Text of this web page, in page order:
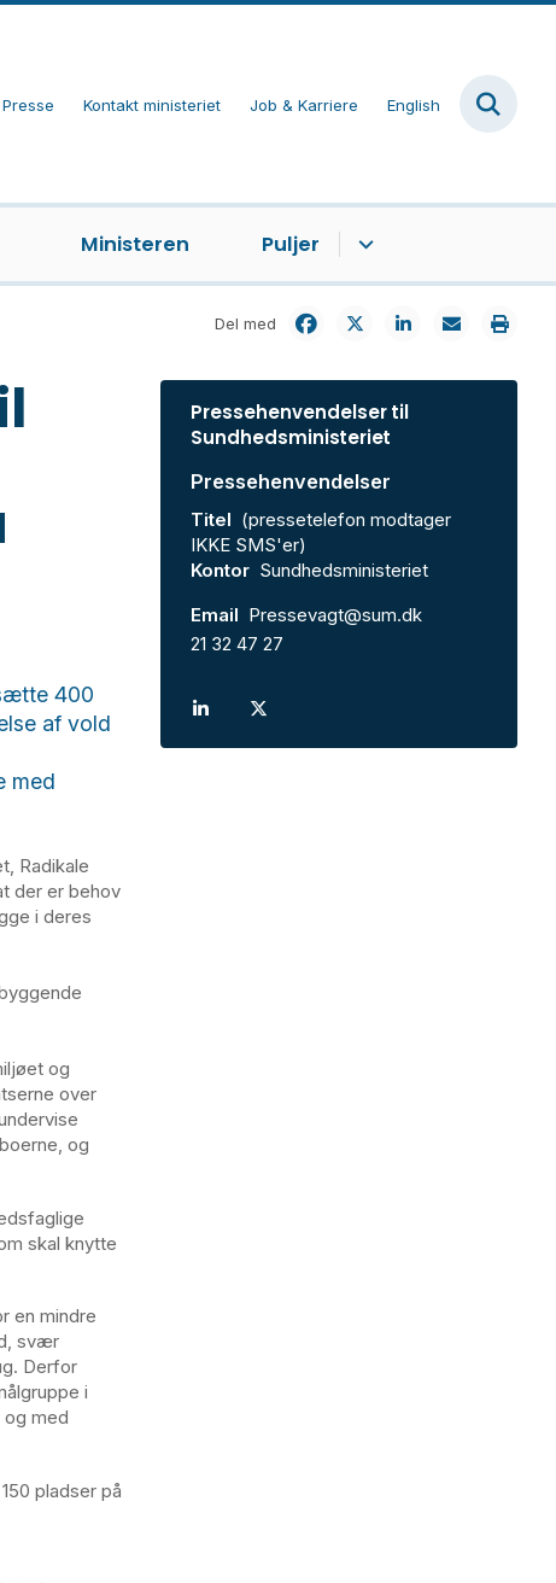
Presse Kontakt ministeriet Job & Karriere English
Ministeren Puljer
Del med
400
af vold
med
Radikale
der er behov
i deres
og
over
og
skal knytte
en mindre
svær
Derfor
i
og med
pladser på
Pressehenvendelser til
Sundhedsministeriet
Pressehenvendelser
Titel (pressetelefon modtager
IKKE SMS'er)
Kontor Sundhedsministeriet
Email Pressevagt@sum.dk
21 32 47 27